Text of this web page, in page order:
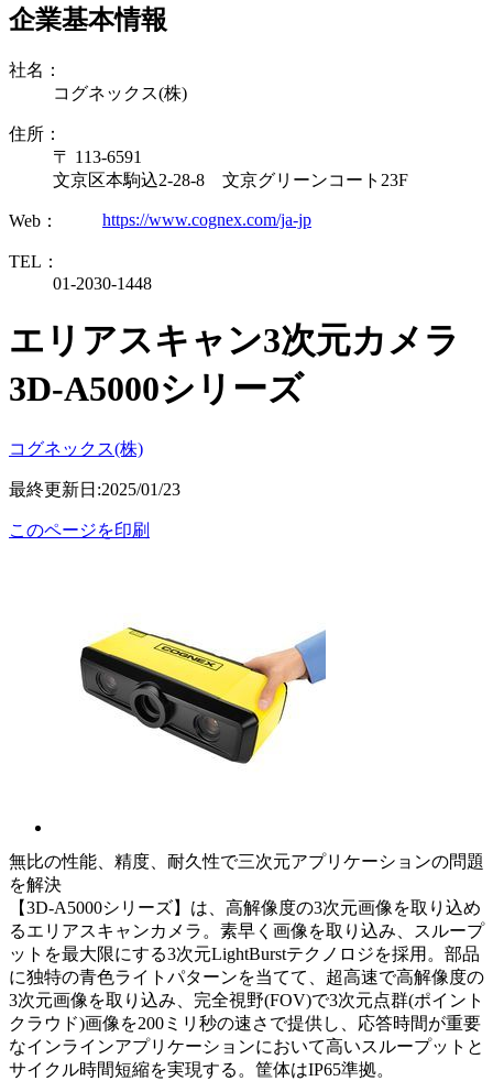
企業基本情報
社名：
コグネックス(株)
住所：
〒 113-6591
文京区本駒込2-28-8 文京グリーンコート23F
Web： https://www.cognex.com/ja-jp
TEL：
01-2030-1448
エリアスキャン3次元カメラ
3D-A5000シリーズ
コグネックス(株)
最終更新日:2025/01/23
このページを印刷
無比の性能、精度、耐久性で三次元アプリケーションの問題
を解決
【3D-A5000シリーズ】は、高解像度の3次元画像を取り込め
るエリアスキャンカメラ。素早く画像を取り込み、スループ
ットを最大限にする3次元LightBurstテクノロジを採用。部品
に独特の青色ライトパターンを当てて、超高速で高解像度の
3次元画像を取り込み、完全視野(FOV)で3次元点群(ポイント
クラウド)画像を200ミリ秒の速さで提供し、応答時間が重要
なインラインアプリケーションにおいて高いスループットと
サイクル時間短縮を実現する。筐体はIP65準拠。